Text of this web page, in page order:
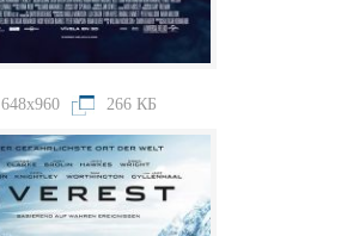
648x960 266 КБ